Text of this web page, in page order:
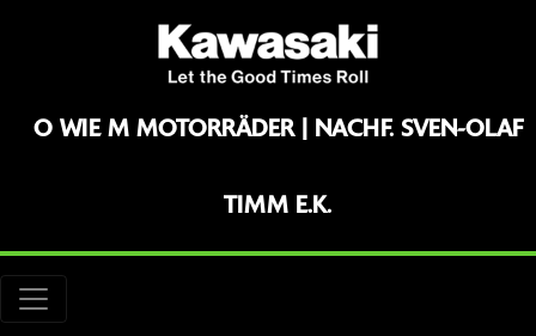
O WIE M MOTORRÄDER | NACHF. SVEN-OLAF
TIMM E.K.